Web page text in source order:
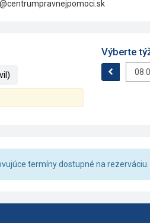
Výberte
termíny dostupné na rezerváciu.